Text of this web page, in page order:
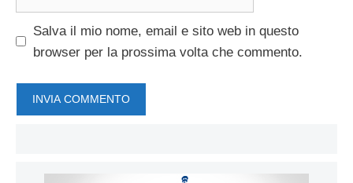
Salva il mio nome, email e sito web in questo
browser per la prossima volta che commento.